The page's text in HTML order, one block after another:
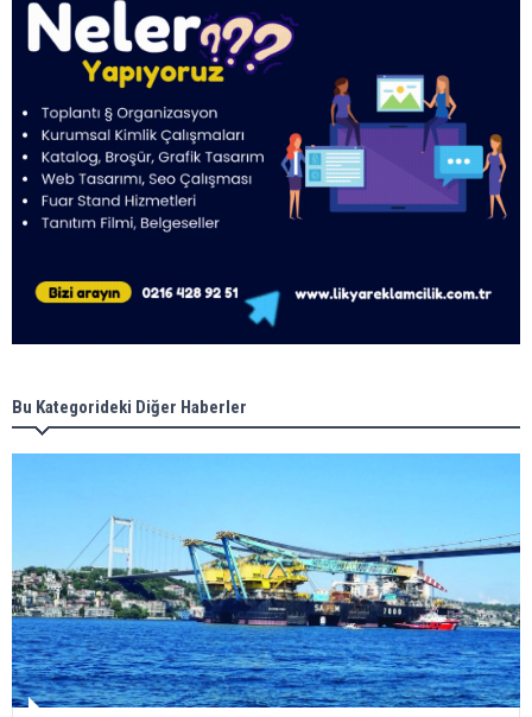
Bu Kategorideki Diğer Haberler